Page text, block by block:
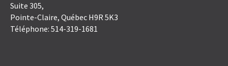
Suite 305,
Pointe-Claire, Québec H9R 5K3
Téléphone: 514-319-1681